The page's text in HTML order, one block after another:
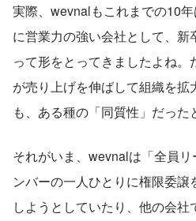
実際、wevnalもこれまでの10
に営業力の強い会社として、新
って形をとってきましたよね
が売り上げを伸ばして組織を
も、ある種の「同質性」だった
それがいま、wevnalは「全員
ンバーの一人ひとりに権限委
しようとしていたり、他の会